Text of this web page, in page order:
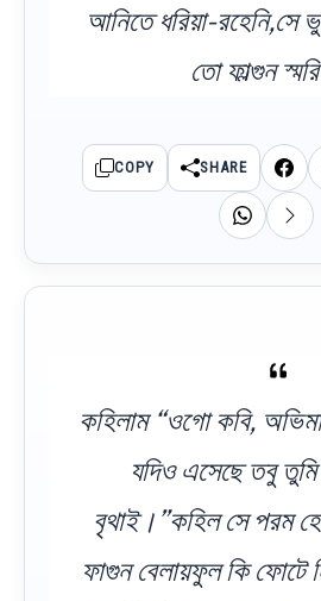
আনিতে ধরিয়া-রহেনি,সে
তো ফাল্গুন
COPY SHARE
কহিলাম “ওগো কবি,
যদিও এসেছে তবু তুমি
বৃথাই।”কহিল সে পরম
ফাগুন বেলায়ফুল কি ফোটে